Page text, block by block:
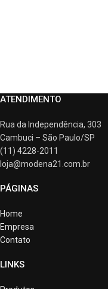
ATENDIMENTO
Rua da Independência, 303
Cambuci – São Paulo/SP
(11) 4228-2011
loja@modena21.com.br
PÁGINAS
Home
Empresa
Contato
LINKS